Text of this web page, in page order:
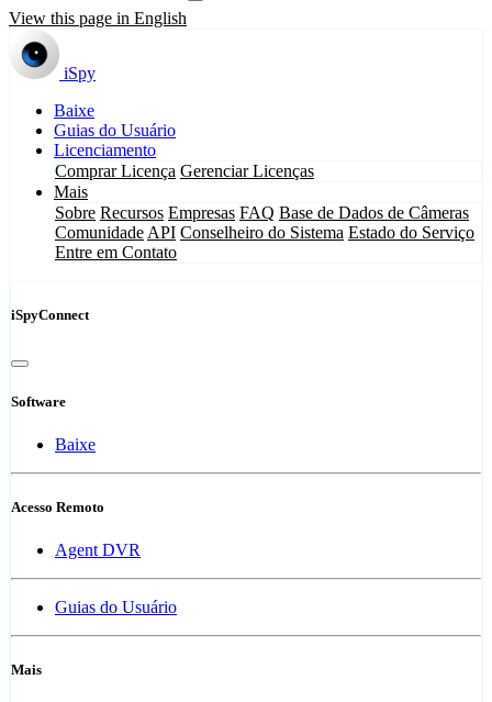
View this page in English
iSpy
Baixe
Guias do Usuário
Licenciamento
Comprar Licença Gerenciar Licenças
Mais
Sobre Recursos Empresas FAQ Base de Dados de Câmeras
Comunidade API Conselheiro do Sistema Estado do Serviço
Entre em Contato
iSpyConnect
Software
Baixe
Acesso Remoto
Agent DVR
Guias do Usuário
Mais